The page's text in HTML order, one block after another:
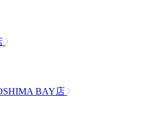
BAY店